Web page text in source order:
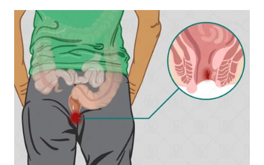
KARAWANG
WN
BEKASI
WN
BOGOR
WN
DEPOK